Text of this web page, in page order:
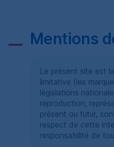
Mentions
Le présent site est
limitative (les
législations
reproduction,
présent ou futur,
respect de cette
responsabilité de